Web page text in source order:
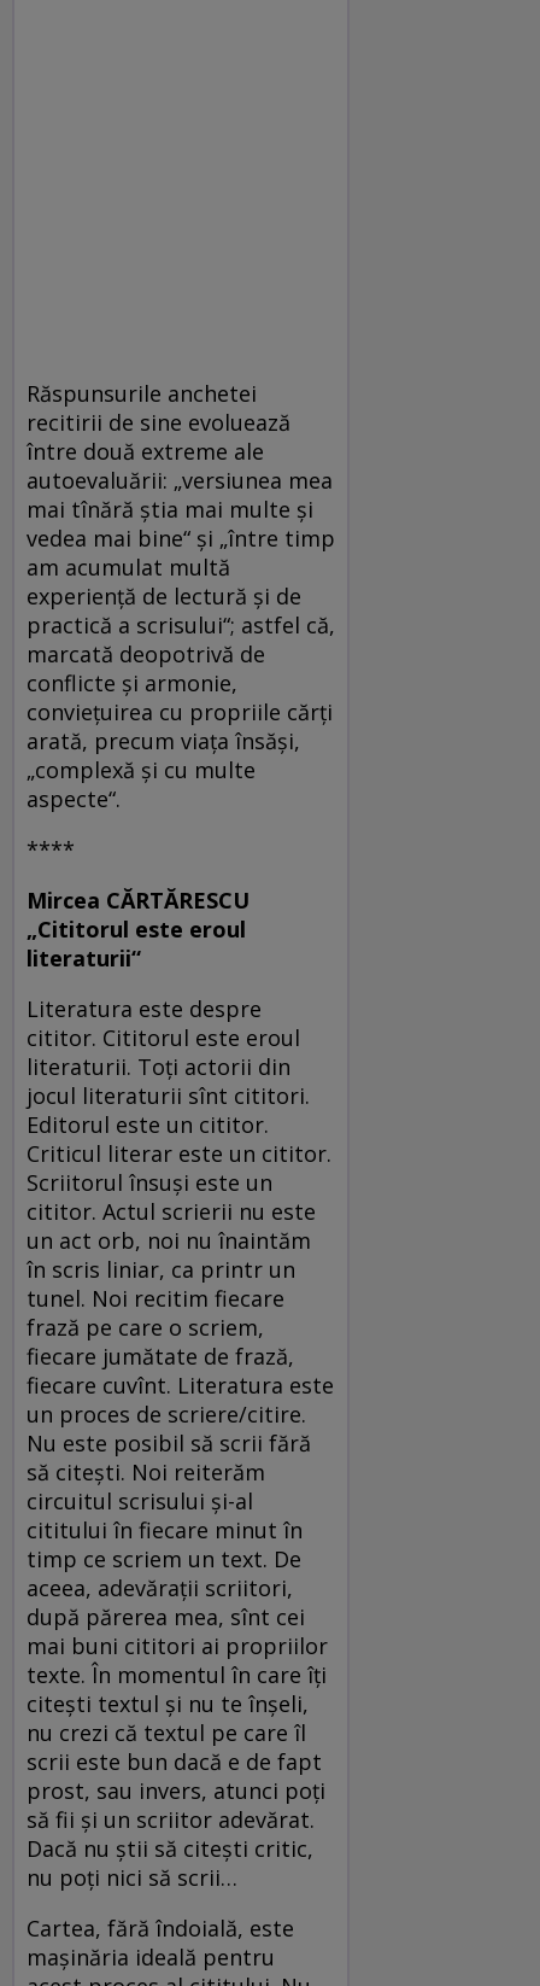
Răspunsurile anchetei
recitirii de sine evoluează
între două extreme ale
autoevaluării: „versiunea mea
mai tînără ştia mai multe şi
vedea mai bine“ şi „între timp
am acumulat multă
experienţă de lectură şi de
practică a scrisului“; astfel că,
marcată deopotrivă de
conflicte şi armonie,
convieţuirea cu propriile cărţi
arată, precum viaţa însăşi,
„complexă şi cu multe
aspecte“.
****
Mircea CĂRTĂRESCU
„Cititorul este eroul
literaturii“
Literatura este despre
cititor. Cititorul este eroul
literaturii. Toţi actorii din
jocul literaturii sînt cititori.
Editorul este un cititor.
Criticul literar este un cititor.
Scriitorul însuşi este un
cititor. Actul scrierii nu este
un act orb, noi nu înaintăm
în scris liniar, ca printr un
tunel. Noi recitim fiecare
frază pe care o scriem,
fiecare jumătate de frază,
fiecare cuvînt. Literatura este
un proces de scriere/citire.
Nu este posibil să scrii fără
să citeşti. Noi reiterăm
circuitul scrisului şi-al
cititului în fiecare minut în
timp ce scriem un text. De
aceea, adevăraţii scriitori,
după părerea mea, sînt cei
mai buni cititori ai propriilor
texte. În momentul în care îţi
citeşti textul şi nu te înşeli,
nu crezi că textul pe care îl
scrii este bun dacă e de fapt
prost, sau invers, atunci poţi
să fii şi un scriitor adevărat.
Dacă nu ştii să citeşti critic,
nu poţi nici să scrii…
Cartea, fără îndoială, este
maşinăria ideală pentru